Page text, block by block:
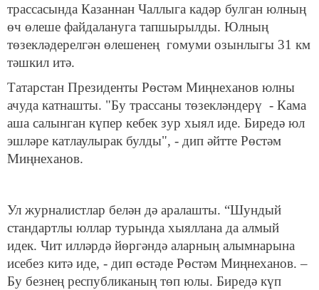
трассасында Казаннан Чаллыга кадәр булган юлның
өч өлеше файдалануга тапшырылды. Юлның
төзекләдерелгән өлешенең гомуми озынлыгы 31 км
тәшкил итә.
Татарстан Президенты Рөстәм Миңнеханов юлны
ачуда катнашты. "Бу трассаны төзекләндерү - Кама
аша салынган күпер кебек зур хыял иде. Биредә юл
эшләре катлаулырак булды", - дип әйтте Рөстәм
Миңнеханов.
Ул журналистлар белән дә аралашты. “Шундый
стандартлы юллар турында хыяллана да алмый
идек. Чит илләрдә йөргәндә аларның алымнарына
исебез китә иде, - дип өстәде Рөстәм Миңнеханов. –
Бу безнең республиканың төп юлы. Биредә күп